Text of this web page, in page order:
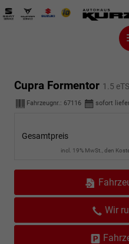
Cupra Formentor 1.5
Fahrzeugnr.: 67116 sofort
Gesamtpreis
incl. 19% MwSt., den
Wir